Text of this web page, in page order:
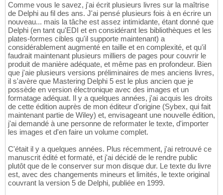
Comme vous le savez, j'ai écrit plusieurs livres sur la maîtrise
de Delphi au fil des ans. J'ai pensé plusieurs fois à en écrire un
nouveau... mais la tâche est assez intimidante, étant donné que
Delphi (en tant qu'EDI et en considérant les bibliothèques et les
plates-formes cibles qu'il supporte maintenant) a
considérablement augmenté en taille et en complexité, et qu'il
faudrait maintenant plusieurs milliers de pages pour couvrir le
produit de manière adéquate, et même pas en profondeur. Bien
que j'aie plusieurs versions préliminaires de mes anciens livres,
il s'avère que Mastering Delphi 5 est le plus ancien que je
possède en version électronique avec des images et un
formatage adéquat. Il y a quelques années, j'ai acquis les droits
de cette édition auprès de mon éditeur d'origine (Sybex, qui fait
maintenant partie de Wiley) et, envisageant une nouvelle édition,
j'ai demandé à une personne de reformater le texte, d'importer
les images et d'en faire un volume complet.
C'était il y a quelques années. Plus récemment, j'ai retrouvé ce
manuscrit édité et formaté, et j'ai décidé de le rendre public
plutôt que de le conserver sur mon disque dur. Le texte du livre
est, avec des changements mineurs et limités, le texte original
couvrant la version 5 de Delphi, publiée en 1999.